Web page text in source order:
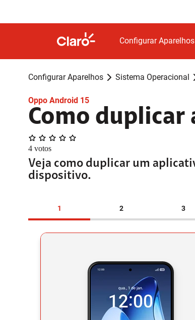
Configurar Aparelhos
Configurar Aparelhos Sistema Operacional
Oppo Android 15
Como duplicar
4 votos
Veja como duplicar um
dispositivo.
1 2 3